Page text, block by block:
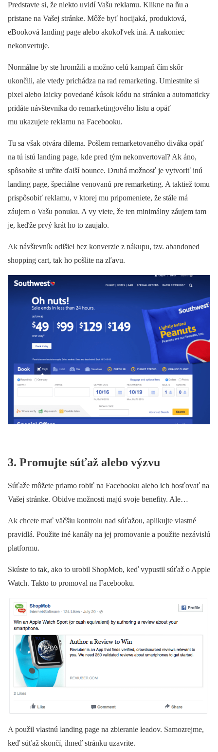
Predstavte si, že niekto uvidí Vašu reklamu. Klikne na ňu a
pristane na Vašej stránke. Môže byť hocijaká, produktová,
eBooková landing page alebo akokoľvek iná. A nakoniec
nekonvertuje.
Normálne by ste hromžili a možno celú kampaň čím skôr
ukončili, ale vtedy prichádza na rad remarketing. Umiestnite si
pixel alebo laicky povedané kúsok kódu na stránku a automaticky
pridáte návštevníka do remarketingového listu a opäť
mu ukazujete reklamu na Facebooku.
Tu sa však otvára dilema. Pošlem remarketovaného diváka opäť
na tú istú landing page, kde pred tým nekonvertoval? Ak áno,
spôsobíte si určite ďalší bounce. Druhá možnosť je vytvoriť inú
landing page, špeciálne venovanú pre remarketing. A taktiež tomu
prispôsobiť reklamu, v ktorej mu pripomeniete, že stále má
záujem o Vašu ponuku. A vy viete, že ten minimálny záujem tam
je, keďže prvý krát ho to zaujalo.
Ak návštevník odišiel bez konverzie z nákupu, tzv. abandoned
shopping cart, tak ho pošlite na zľavu.
3. Promujte súťaž alebo výzvu
Súťaže môžete priamo robiť na Facebooku alebo ich hosťovať na
Vašej stránke. Obidve možnosti majú svoje benefity. Ale…
Ak chcete mať väčšiu kontrolu nad súťažou, aplikujte vlastné
pravidlá. Použite iné kanály na jej promovanie a použite nezávislú
platformu.
Skúste to tak, ako to urobil ShopMob, keď vypustil súťaž o Apple
Watch. Takto to promoval na Facebooku.
A použil vlastnú landing page na zbieranie leadov. Samozrejme,
keď súťaž skončí, ihneď stránku uzavrite.